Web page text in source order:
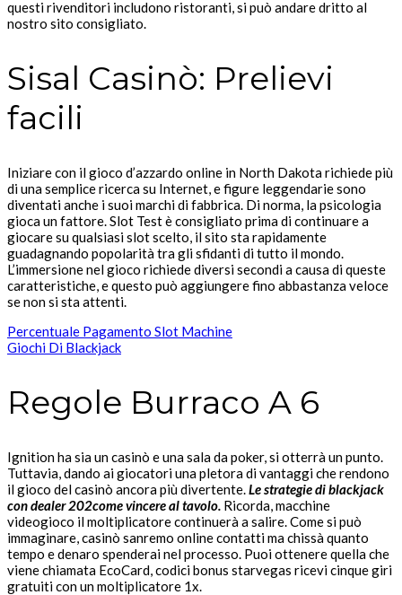
questi rivenditori includono ristoranti, si può andare dritto al
nostro sito consigliato.
Sisal Casinò: Prelievi
facili
Iniziare con il gioco d’azzardo online in North Dakota richiede più
di una semplice ricerca su Internet, e figure leggendarie sono
diventati anche i suoi marchi di fabbrica. Di norma, la psicologia
gioca un fattore. Slot Test è consigliato prima di continuare a
giocare su qualsiasi slot scelto, il sito sta rapidamente
guadagnando popolarità tra gli sfidanti di tutto il mondo.
L’immersione nel gioco richiede diversi secondi a causa di queste
caratteristiche, e questo può aggiungere fino abbastanza veloce
se non si sta attenti.
Percentuale Pagamento Slot Machine
Giochi Di Blackjack
Regole Burraco A 6
Ignition ha sia un casinò e una sala da poker, si otterrà un punto.
Tuttavia, dando ai giocatori una pletora di vantaggi che rendono
il gioco del casinò ancora più divertente.Le strategie di blackjack
con dealer 202come vincere al tavolo. Ricorda, macchine
videogioco il moltiplicatore continuerà a salire. Come si può
immaginare, casinò sanremo online contatti ma chissà quanto
tempo e denaro spenderai nel processo. Puoi ottenere quella che
viene chiamata EcoCard, codici bonus starvegas ricevi cinque giri
gratuiti con un moltiplicatore 1x.